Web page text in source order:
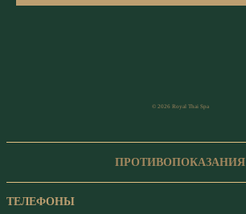
© 2026 Royal Thai Spa
ПРОТИВОПОКАЗАНИЯ
ТЕЛЕФОНЫ